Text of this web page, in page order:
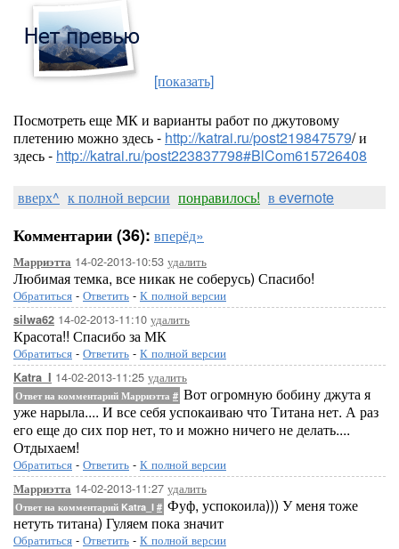
[показать]
Посмотреть еще МК и варианты работ по джутовому
плетению можно здесь - http://katrai.ru/post219847579/ и
здесь - http://katrai.ru/post223837798#BlCom615726408
вверх^ к полной версии понравилось! в evernote
Комментарии (36): вперёд»
Марриэтта 14-02-2013-10:53 удалить
Любимая темка, все никак не соберусь) Спасибо!
Обратиться - Ответить - К полной версии
silwa62 14-02-2013-11:10 удалить
Красота!! Спасибо за МК
Обратиться - Ответить - К полной версии
Katra_I 14-02-2013-11:25 удалить
Ответ на комментарий Марриэтта # Вот огромную бобину джута я
уже нарыла.... И все себя успокаиваю что Титана нет. А раз
его еще до сих пор нет, то и можно ничего не делать....
Отдыхаем!
Обратиться - Ответить - К полной версии
Марриэтта 14-02-2013-11:27 удалить
Ответ на комментарий Katra_I # Фуф, успокоила))) У меня тоже
нетуть титана) Гуляем пока значит
Обратиться - Ответить - К полной версии